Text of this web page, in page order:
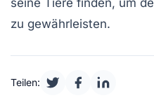
zu gewährleisten.
Teilen: